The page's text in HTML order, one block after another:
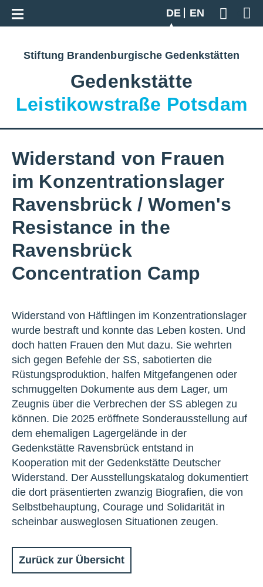
DE
EN
Geben
Zur Gesamtübersicht
Stiftung Brandenburgische Gedenkstätten
Gedenkstätte
Leistikowstraße Potsdam
Widerstand von Frauen
im Konzentrationslager
Ravensbrück / Women's
Resistance in the
Ravensbrück
Concentration Camp
Widerstand von Häftlingen im Konzentrationslager
wurde bestraft und konnte das Leben kosten. Und
doch hatten Frauen den Mut dazu. Sie wehrten
sich gegen Befehle der SS, sabotierten die
Rüstungsproduktion, halfen Mitgefangenen oder
schmuggelten Dokumente aus dem Lager, um
Zeugnis über die Verbrechen der SS ablegen zu
können. Die 2025 eröffnete Sonderausstellung auf
dem ehemaligen Lagergelände in der
Gedenkstätte Ravensbrück entstand in
Kooperation mit der Gedenkstätte Deutscher
Widerstand. Der Ausstellungskatalog dokumentiert
die dort präsentierten zwanzig Biografien, die von
Selbstbehauptung, Courage und Solidarität in
scheinbar ausweglosen Situationen zeugen.
Zurück zur Übersicht